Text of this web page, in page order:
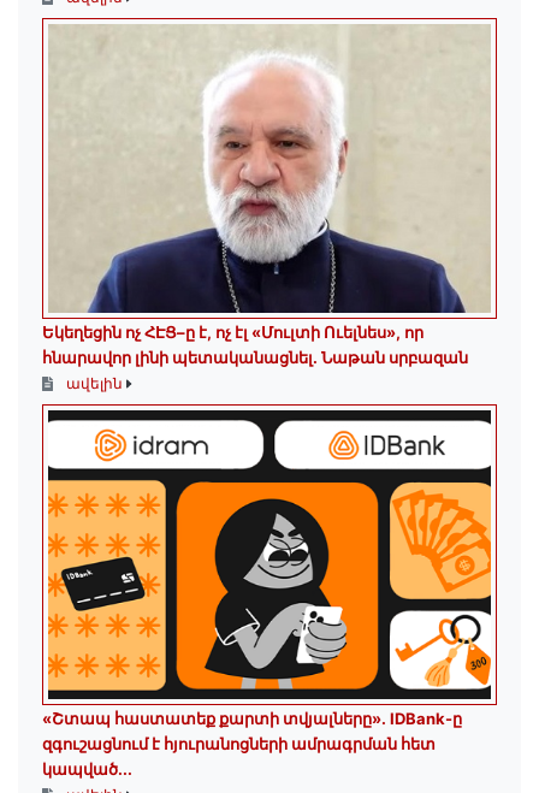
Եկեղեցին ոչ ՀԷՑ–ը է, ոչ էլ «Մուլտի Ուելնես», որ
հնարավոր լինի պետականացնել. Նաթան սրբազան
ավելին
«Շտապ հաստատեք քարտի տվյալները»․ IDBank-ը
զգուշացնում է հյուրանոցների ամրագրման հետ
կապված...